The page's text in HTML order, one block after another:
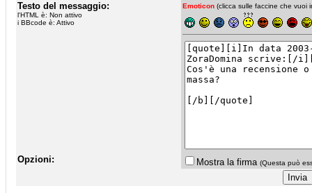
Testo del messaggio:
l'HTML è: Non attivo
i BBcode è: Attivo
Emoticon (clicca sulle faccine che vuoi
Opzioni: Mostra la firma (Questa può